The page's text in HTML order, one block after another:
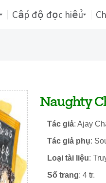
Cấp độ đọc hiểu
Naughty
Tác giả: Ajay
Tác giả phụ:
Loại tài liệu:
Số trang: 4 tr.